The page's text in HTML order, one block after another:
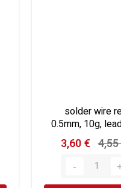
solder wire
0.5mm, 10g,
3,60 €